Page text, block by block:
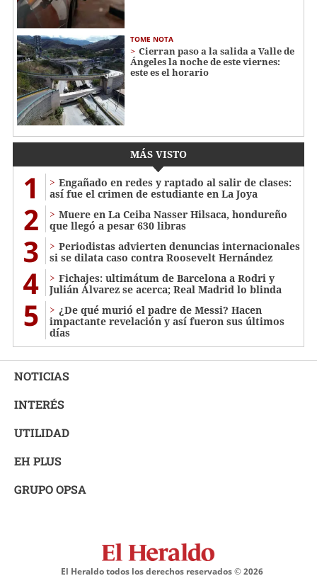
TOME NOTA
Cierran paso a la salida a Valle de
Ángeles la noche de este viernes:
este es el horario
MÁS VISTO
1
Engañado en redes y raptado al salir de clases:
así fue el crimen de estudiante en La Joya
2
Muere en La Ceiba Nasser Hilsaca, hondureño
que llegó a pesar 630 libras
3
Periodistas advierten denuncias internacionales
si se dilata caso contra Roosevelt Hernández
4
Fichajes: ultimátum de Barcelona a Rodri y
Julián Álvarez se acerca; Real Madrid lo blinda
5
¿De qué murió el padre de Messi? Hacen
impactante revelación y así fueron sus últimos
días
NOTICIAS
INTERÉS
UTILIDAD
EH PLUS
GRUPO OPSA
El Heraldo todos los derechos reservados ©2026